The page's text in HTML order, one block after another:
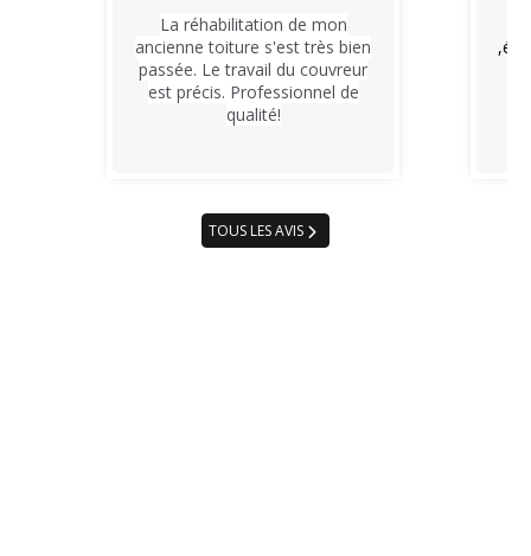
La réhabilitation de mon
ancienne toiture s'est très bien
passée. Le travail du couvreur
est précis. Professionnel de
qualité!
TOUS LES AVIS